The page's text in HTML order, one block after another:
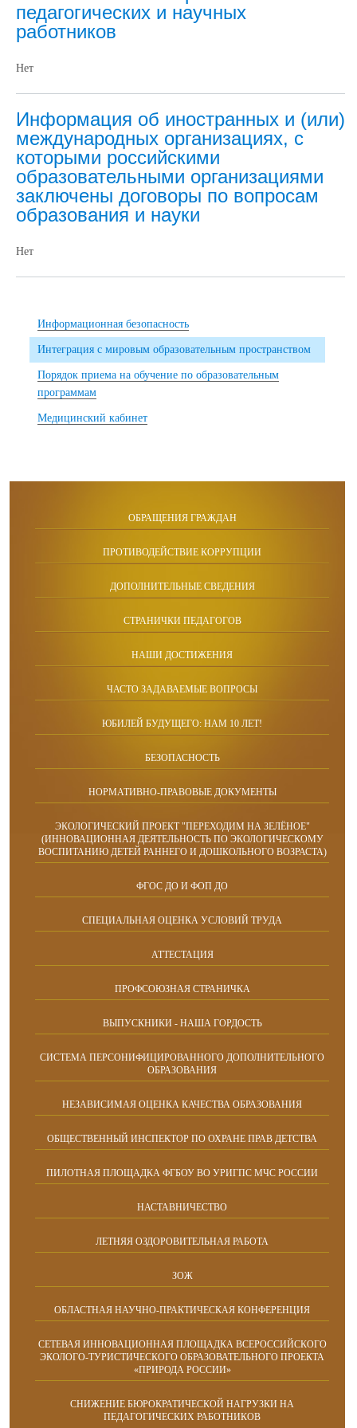
педагогических и научных
работников
Нет
Информация об иностранных и (или)
международных организациях, с
которыми российскими
образовательными организациями
заключены договоры по вопросам
образования и науки
Нет
Информационная безопасность
Интеграция с мировым образовательным пространством
Порядок приема на обучение по образовательным
программам
Медицинский кабинет
ОБРАЩЕНИЯ ГРАЖДАН
ПРОТИВОДЕЙСТВИЕ КОРРУПЦИИ
ДОПОЛНИТЕЛЬНЫЕ СВЕДЕНИЯ
СТРАНИЧКИ ПЕДАГОГОВ
НАШИ ДОСТИЖЕНИЯ
ЧАСТО ЗАДАВАЕМЫЕ ВОПРОСЫ
ЮБИЛЕЙ БУДУЩЕГО: НАМ 10 ЛЕТ!
БЕЗОПАСНОСТЬ
НОРМАТИВНО-ПРАВОВЫЕ ДОКУМЕНТЫ
ЭКОЛОГИЧЕСКИЙ ПРОЕКТ "ПЕРЕХОДИМ НА ЗЕЛЁНОЕ"
(ИННОВАЦИОННАЯ ДЕЯТЕЛЬНОСТЬ ПО ЭКОЛОГИЧЕСКОМУ
ВОСПИТАНИЮ ДЕТЕЙ РАННЕГО И ДОШКОЛЬНОГО ВОЗРАСТА)
ФГОС ДО И ФОП ДО
СПЕЦИАЛЬНАЯ ОЦЕНКА УСЛОВИЙ ТРУДА
АТТЕСТАЦИЯ
ПРОФСОЮЗНАЯ СТРАНИЧКА
ВЫПУСКНИКИ - НАША ГОРДОСТЬ
СИСТЕМА ПЕРСОНИФИЦИРОВАННОГО ДОПОЛНИТЕЛЬНОГО
ОБРАЗОВАНИЯ
НЕЗАВИСИМАЯ ОЦЕНКА КАЧЕСТВА ОБРАЗОВАНИЯ
ОБЩЕСТВЕННЫЙ ИНСПЕКТОР ПО ОХРАНЕ ПРАВ ДЕТСТВА
ПИЛОТНАЯ ПЛОЩАДКА ФГБОУ ВО УРИГПС МЧС РОССИИ
НАСТАВНИЧЕСТВО
ЛЕТНЯЯ ОЗДОРОВИТЕЛЬНАЯ РАБОТА
ЗОЖ
ОБЛАСТНАЯ НАУЧНО-ПРАКТИЧЕСКАЯ КОНФЕРЕНЦИЯ
СЕТЕВАЯ ИННОВАЦИОННАЯ ПЛОЩАДКА ВСЕРОССИЙСКОГО
ЭКОЛОГО-ТУРИСТИЧЕСКОГО ОБРАЗОВАТЕЛЬНОГО ПРОЕКТА
«ПРИРОДА РОССИИ»
СНИЖЕНИЕ БЮРОКРАТИЧЕСКОЙ НАГРУЗКИ НА
ПЕДАГОГИЧЕСКИХ РАБОТНИКОВ